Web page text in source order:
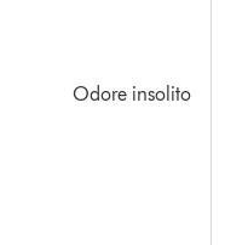
Odore insolito